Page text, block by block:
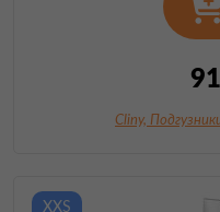
Cliny,
XXS